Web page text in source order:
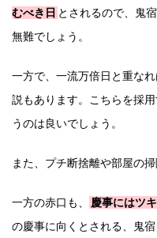
むべき日 とされるので、鬼
無難でしょう。
一方で、一流万倍日と重な
説もあります。こちらを採
うのは良いでしょう。
また、プチ断捨離や部屋の
一方の赤口も、 慶事にはツ
の慶事に向くとされる、鬼